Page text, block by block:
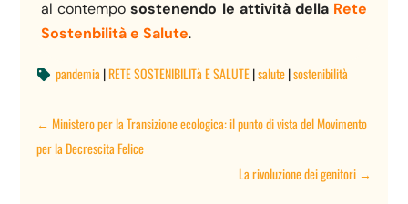
al contemposostenendo le attività della Rete
Sostenbilità e Salute.
 pandemia |RETE SOSTENIBILITà E SALUTE|salute|sostenibilità
←Ministero per la Transizione ecologica: il punto di vista del Movimento
per la Decrescita Felice
La rivoluzione dei genitori→